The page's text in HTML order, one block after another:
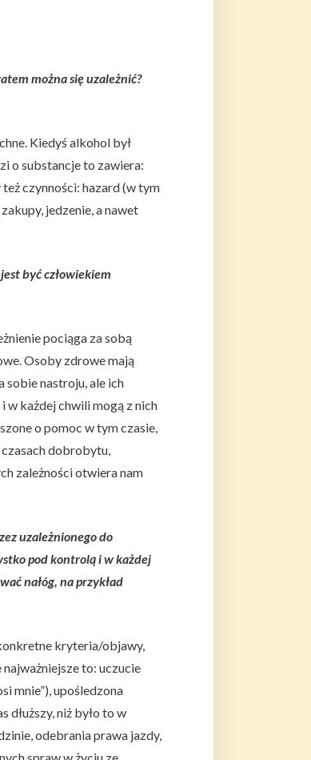
można się uzależnić?
Kiedyś alkohol był
o substancje to zawiera:
też czynności: hazard (w tym
jedzenie, a nawet
być człowiekiem
pociąga za sobą
Osoby zdrowe mają
sobie nastroju, ale ich
w każdej chwili mogą z nich
o pomoc w tym czasie,
dobrobytu,
zależności otwiera nam
uzależnionego do
pod kontrolą i w każdej
nałóg, na przykład
kryteria/objawy,
to: uczucie
mnie”), upośledzona
dłuższy, niż było to w
odebrania prawa jazdy,